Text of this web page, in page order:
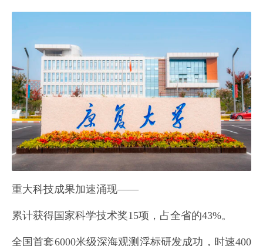
重大科技成果加速涌现——
累计获得国家科学技术奖15项，占全省的43%。
全国首套6000米级深海观测浮标研发成功，时速400